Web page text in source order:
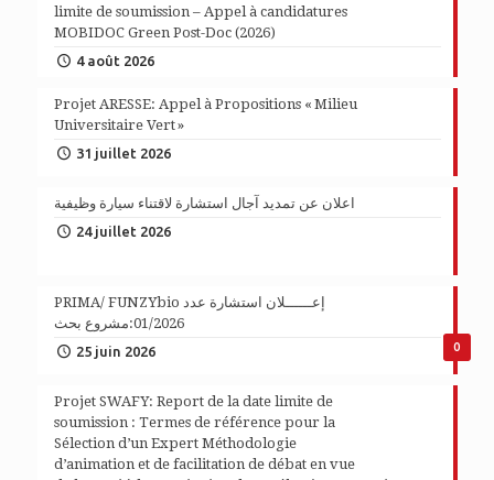
limite de soumission – Appel à candidatures
MOBIDOC Green Post-Doc (2026)
4 août 2026
Projet ARESSE: Appel à Propositions « Milieu
Universitaire Vert »
31 juillet 2026
اعلان عن تمديد آجال استشارة لاقتناء سيارة وظيفية
24 juillet 2026
0
PRIMA/ FUNZYbio إعــــــلان استشارة عدد
01/2026:مشروع بحث
25 juin 2026
Projet SWAFY: Report de la date limite de
soumission : Termes de référence pour la
Sélection d’un Expert Méthodologie
d’animation et de facilitation de débat en vue